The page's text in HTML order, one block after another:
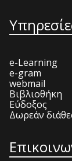
e-Learning
e-gram
webmail
Βιβλιοθήκη
Εύδοξος
Δωρεάν